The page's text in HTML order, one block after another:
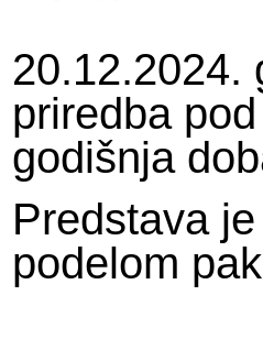
20.12.2024.
priredba
godišnja
Predstava
podelom